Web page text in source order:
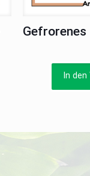
In den